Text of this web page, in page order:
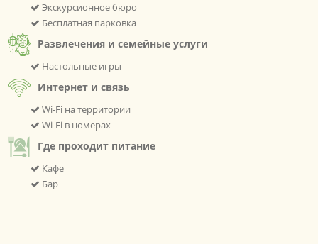
Экскурсионное бюро
Бесплатная парковка
Развлечения и семейные услуги
Настольные игры
Интернет и связь
Wi-Fi на территории
Wi-Fi в номерах
Где проходит питание
Кафе
Бар